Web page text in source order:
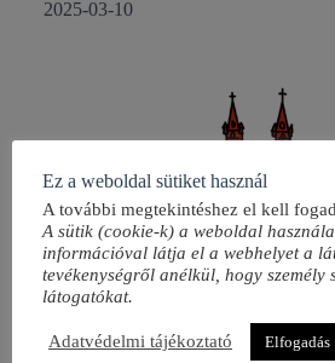
2025-03-10
Ez a weboldal sütiket használ
A további megtekintéshez el kell
A sütik (cookie-k) a weboldal
információval látja el a webhelyet a
tevékenységről anélkül, hogy személy
látogatókat.
Adatvédelmi tájékoztató Elfogadás